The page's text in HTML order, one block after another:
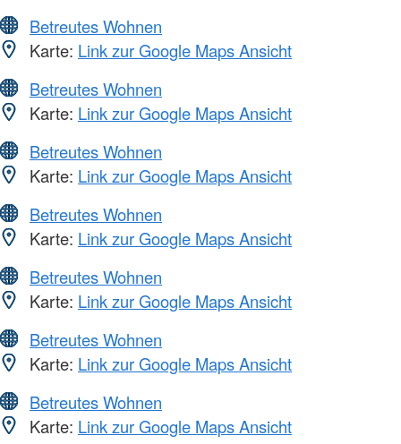
Betreutes Wohnen
Karte: Link zur Google Maps Ansicht
Betreutes Wohnen
Karte: Link zur Google Maps Ansicht
Betreutes Wohnen
Karte: Link zur Google Maps Ansicht
Betreutes Wohnen
Karte: Link zur Google Maps Ansicht
Betreutes Wohnen
Karte: Link zur Google Maps Ansicht
Betreutes Wohnen
Karte: Link zur Google Maps Ansicht
Betreutes Wohnen
Karte: Link zur Google Maps Ansicht